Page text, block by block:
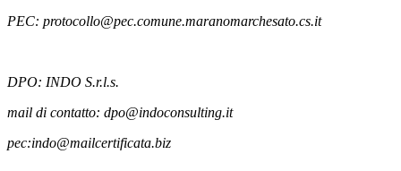
PEC: protocollo@pec.comune.maranomarchesato.cs.it
DPO: INDO S.r.l.s.
mail di contatto: dpo@indoconsulting.it
pec:indo@mailcertificata.biz